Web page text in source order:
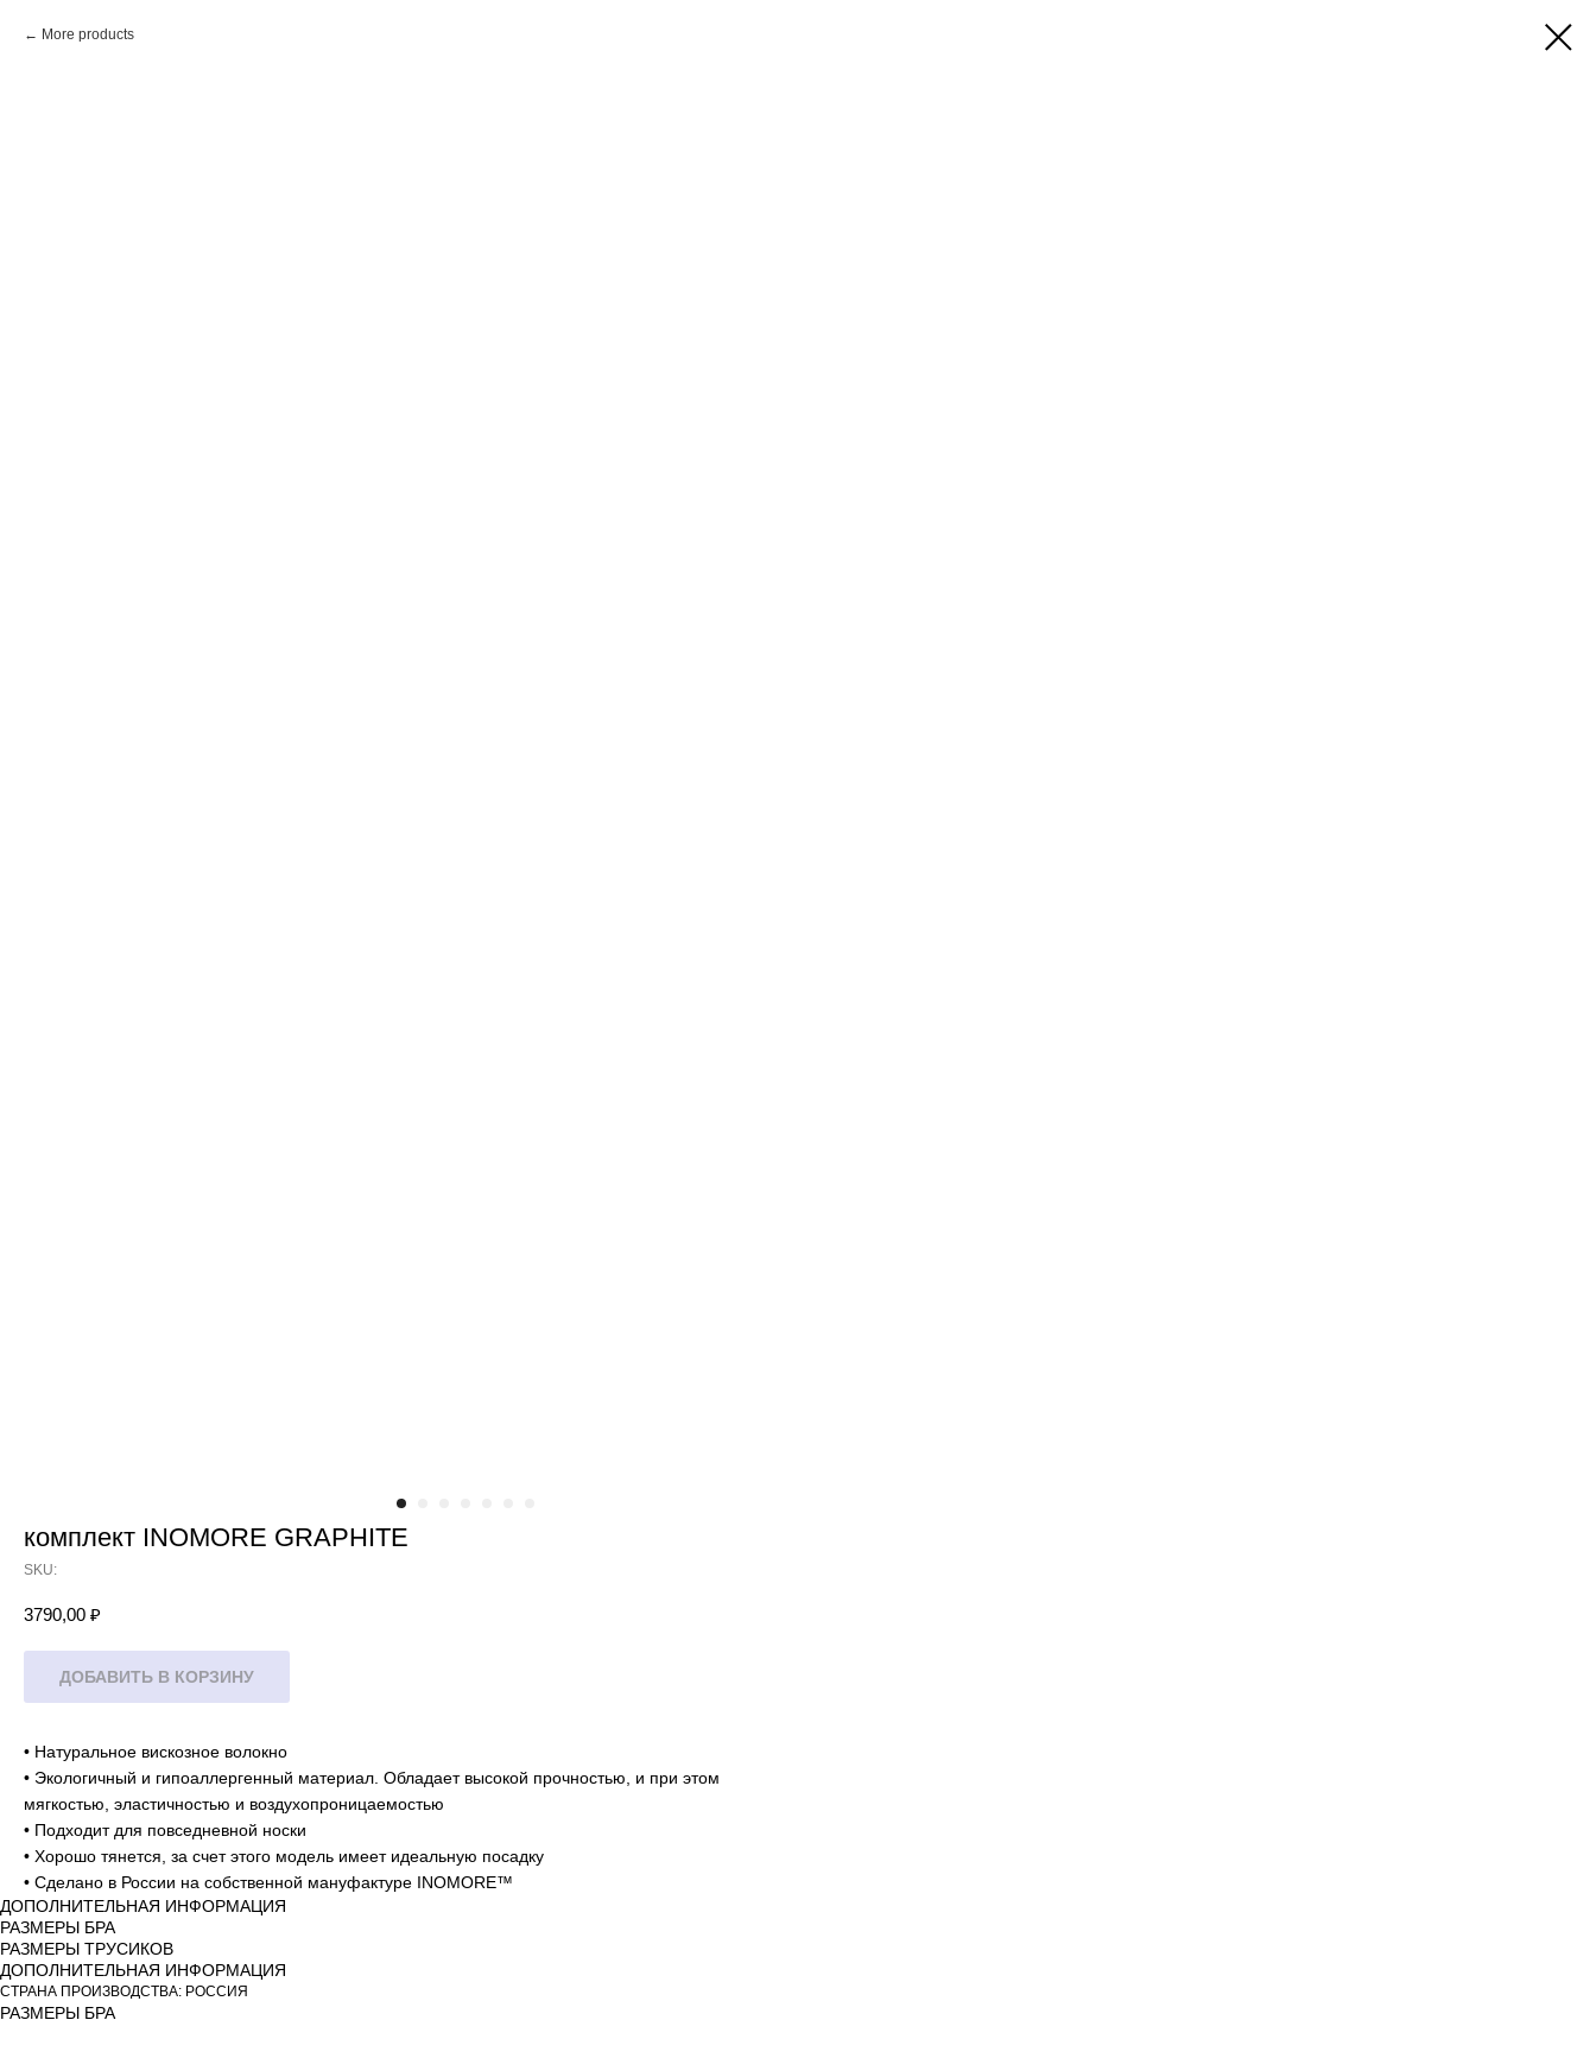
More products
комплект INOMORE GRAPHITE
SKU:
3790,00 ₽
ДОБАВИТЬ В КОРЗИНУ
• Натуральное вискозное волокно
• Экологичный и гипоаллергенный материал. Обладает высокой прочностью, и при этом
мягкостью, эластичностью и воздухопроницаемостью
• Подходит для повседневной носки
• Хорошо тянется, за счет этого модель имеет идеальную посадку
• Сделано в России на собственной мануфактуре INOMORE™
ДОПОЛНИТЕЛЬНАЯ ИНФОРМАЦИЯ
РАЗМЕРЫ БРА
РАЗМЕРЫ ТРУСИКОВ
ДОПОЛНИТЕЛЬНАЯ ИНФОРМАЦИЯ
СТРАНА ПРОИЗВОДСТВА: РОССИЯ
РАЗМЕРЫ БРА